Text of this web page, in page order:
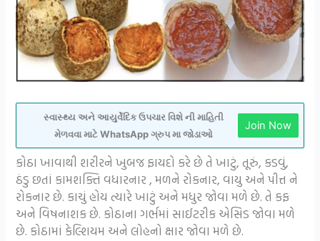
સ્વાસ્થ્ય અને આયુર્વેદિક ઉપચાર વિશે ની માહિતી
મેળવવા માટે WhatsApp ગ્રુપ મા જોડાઓ
Join Now
કોઠા ખાવાથી શરીરને ખુબજ ફાયદો કરે છે તે ખાટું, તૂરું, કડવું,
ઠંડુ છતાં કામશક્તિ વધારનાર , મળને રોકનાર, વાયુ અને પીત્ત ને
રોકનાર છે. કાચું હોય ત્યારે ખાટું અને મધુર જોવા મળે છે. તે કફ
અને વિષનાશક છે. કોઠાના ગર્ભમાં સાઈટરીક એસિડ જોવા મળે
છે. કોઠામાં કેલ્શિયમ અને લોહનો ક્ષાર જોવા મળે છે.